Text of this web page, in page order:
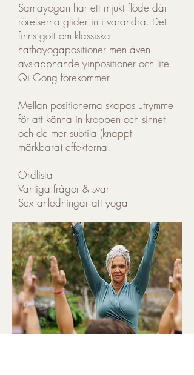
Samayogan har ett mjukt flöde där
rörelserna glider in i varandra. Det
finns gott om klassiska
hathayogapositioner men även
avslappnande yinpositioner och lite
Qi Gong förekommer.
Mellan positionerna skapas utrymme
för att känna in kroppen och sinnet
och de mer subtila (knappt
märkbara) effekterna.
Ordlista
Vanliga frågor & svar
Sex anledningar att yoga